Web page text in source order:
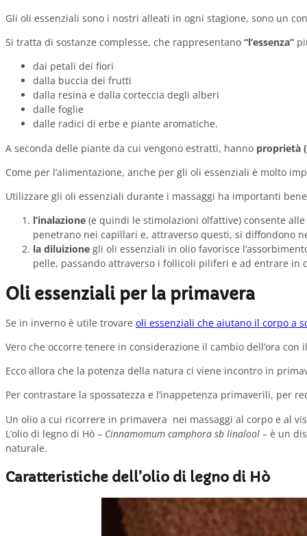
Gli oli essenziali sono i nostri alleati in ogni stagione, sono un
Si tratta di sostanze complesse, che rappresentano “l’essenza”
dai petali dei fiori
dalla buccia dei frutti
dalla resina e dalla corteccia degli alberi
dalle foglie
dalle radici di erbe e piante aromatiche.
A seconda delle piante da cui vengono estratti, hanno proprietà
Come per l’alimentazione, anche per gli oli essenziali è molto
Utilizzare gli oli essenziali durante i massaggi ha importanti
l’inalazione (e quindi le stimolazioni olfattive) consente
penetrano nei capillari e, attraverso questi, si diffondono
la diluizione gli oli essenziali in olio favorisce
pelle, passando attraverso i follicoli piliferi e ad entrare
Oli essenziali per la primavera
Se in inverno è utile trovare oli essenziali che aiutano il corpo a
Vero che occorre tenere in considerazione il cambio dell’ora con
Ecco allora che la potenza della natura ci viene incontro in
Per contrastare la spossatezza e l’inappetenza primaverili, per
Un olio a cui ricorrere in primavera nei massaggi al corpo e al
L’olio di legno di Hò – Cinnamomum camphora sb linalool – è un
naturale.
Caratteristiche dell’olio di legno di Hò